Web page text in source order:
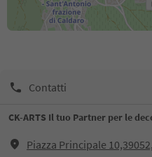
Contatti
CK-ARTS Il tuo Partner per le
Piazza Principale